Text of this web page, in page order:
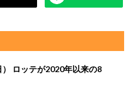
ロッテが2020年以来の8